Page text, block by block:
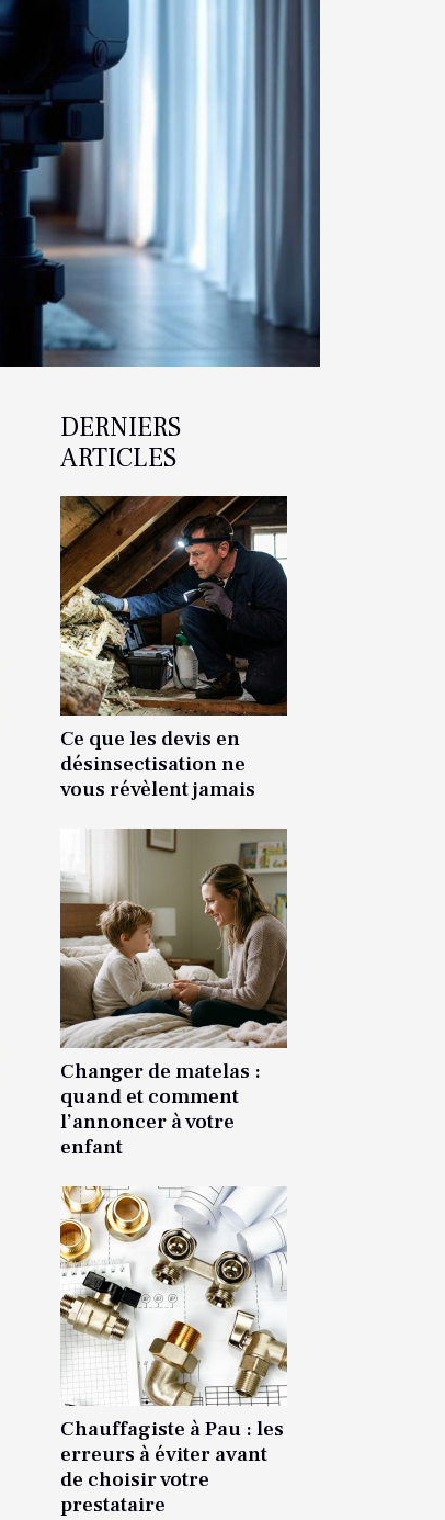
DERNIERS
ARTICLES
Ce que les devis en
désinsectisation ne
vous révèlent jamais
Changer de matelas :
quand et comment
l’annoncer à votre
enfant
Chauffagiste à Pau : les
erreurs à éviter avant
de choisir votre
prestataire